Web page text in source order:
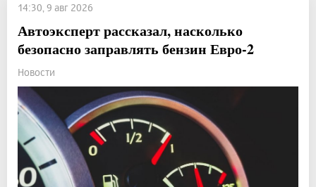
14:30, 9 авг 2026
Автоэксперт рассказал, насколько
безопасно заправлять бензин Евро-2
Новости